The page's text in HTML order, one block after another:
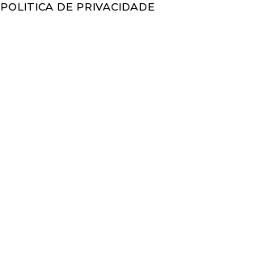
POLITICA DE PRIVACIDADE